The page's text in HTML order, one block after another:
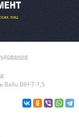
Ballu BIH-Т-1,5